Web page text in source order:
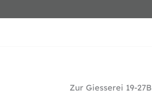
Zur Giesserei 19-27B